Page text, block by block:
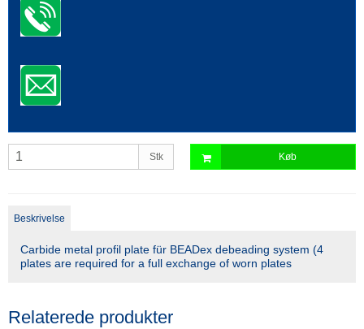
Stk Køb
Beskrivelse
Carbide metal profil plate für BEADex debeading system (4
plates are required for a full exchange of worn plates
Relaterede produkter